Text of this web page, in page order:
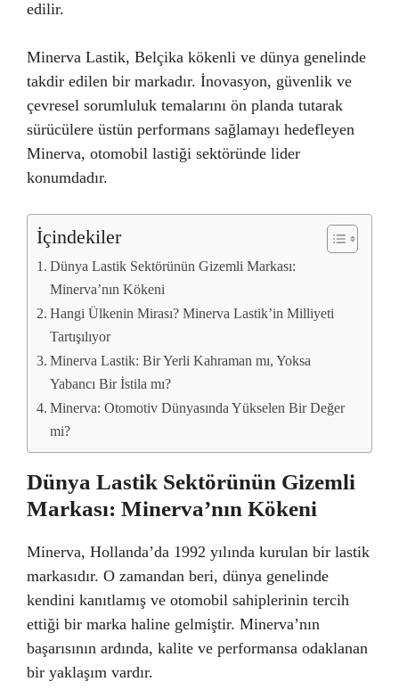
edilir.
Minerva Lastik, Belçika kökenli ve dünya genelinde
takdir edilen bir markadır. İnovasyon, güvenlik ve
çevresel sorumluluk temalarını ön planda tutarak
sürücülere üstün performans sağlamayı hedefleyen
Minerva, otomobil lastiği sektöründe lider
konumdadır.
İçindekiler
Dünya Lastik Sektörünün Gizemli Markası:
Minerva’nın Kökeni
Hangi Ülkenin Mirası? Minerva Lastik’in Milliyeti
Tartışılıyor
Minerva Lastik: Bir Yerli Kahraman mı, Yoksa
Yabancı Bir İstila mı?
Minerva: Otomotiv Dünyasında Yükselen Bir Değer
mi?
Dünya Lastik Sektörünün Gizemli
Markası: Minerva’nın Kökeni
Minerva, Hollanda’da 1992 yılında kurulan bir lastik
markasıdır. O zamandan beri, dünya genelinde
kendini kanıtlamış ve otomobil sahiplerinin tercih
ettiği bir marka haline gelmiştir. Minerva’nın
başarısının ardında, kalite ve performansa odaklanan
bir yaklaşım vardır.